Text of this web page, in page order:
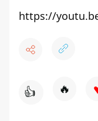
https://
👍 🔥